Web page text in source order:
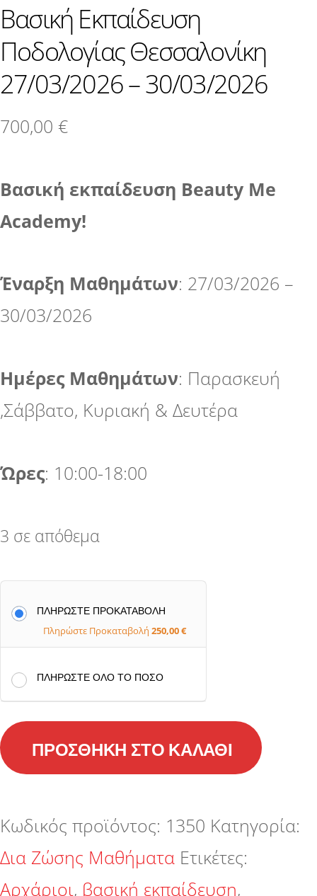
Βασική Εκπαίδευση
Ποδολογίας Θεσσαλονίκη
27/03/2026 – 30/03/2026
700,00 €
Βασική εκπαίδευση Beauty Me
Academy!
Έναρξη Μαθημάτων: 27/03/2026 –
30/03/2026
Ημέρες Μαθημάτων: Παρασκευή
,Σάββατο, Κυριακή & Δευτέρα
Ώρες: 10:00-18:00
3 σε απόθεμα
ΠΛΗΡΏΣΤΕ ΠΡΟΚΑΤΑΒΟΛΉ
Πληρώστε Προκαταβολή 250,00€
ΠΛΗΡΏΣΤΕ ΌΛΟ ΤΟ ΠΟΣΌ
ΒΑΣΙΚΉ
ΕΚΠΑΊΔΕΥΣΗ
ΘΕΣΣΑΛΟΝΊΚΗ
27/03/2026
-
ΠΡΟΣΘΉΚΗ ΣΤΟ ΚΑΛΆΘΙ
Κωδικός προϊόντος: 1350 Κατηγορία:
Δια Ζώσης Μαθήματα Ετικέτες:
Αρχάριοι, βασική εκπαίδευση,